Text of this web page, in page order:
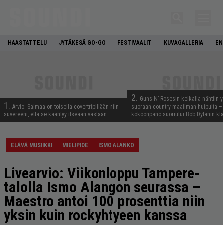
HAASTATTELU JYTÄKESÄ GO-GO FESTIVAALIT KUVAGALLERIA
1. Arvio: Saimaa on toisella covertripillään niin
suvereeni, että se kääntyy itseään vastaan
2. Guns N’ Rosesin keikalla nähtiin
suoraan country-maailman huipulta
kokoonpano suoriutui Bob Dylanin
ELÄVÄ MUSIIKKI MIELIPIDE ISMO ALANKO
Livearvio: Viikonloppu Tampere-
talolla Ismo Alangon seurassa –
Maestro antoi 100 prosenttia niin
yksin kuin rockyhtyeen kanssa